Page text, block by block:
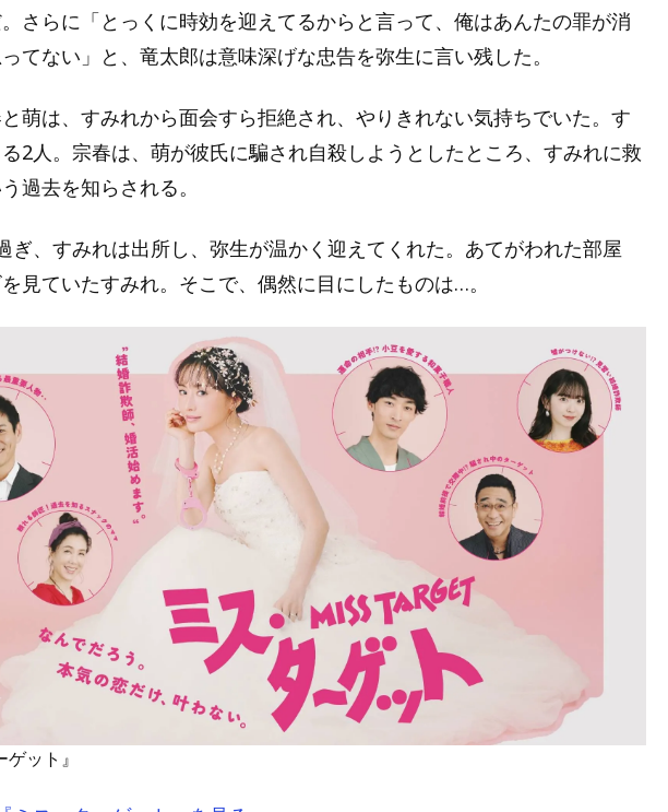
さらに「とっくに時効を迎えてるからと言って、俺はあんたの罪が消
てない」と、竜太郎は意味深げな忠告を弥生に言い残した。
萌は、すみれから面会すら拒絶され、やりきれない気持ちでいた。す
2人。宗春は、萌が彼氏に騙され自殺しようとしたところ、すみれに救
過去を知らされる。
ぎ、すみれは出所し、弥生が温かく迎えてくれた。あてがわれた部屋
見ていたすみれ。そこで、偶然に目にしたものは…。
ゲット』